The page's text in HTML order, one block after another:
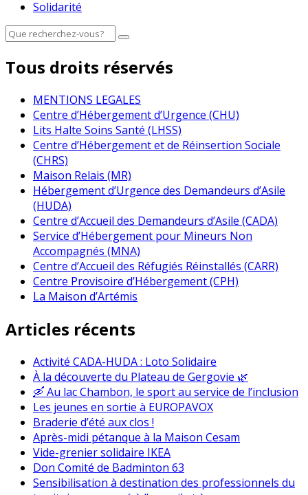
Solidarité
Tous droits réservés
MENTIONS LEGALES
Centre d’Hébergement d’Urgence (CHU)
Lits Halte Soins Santé (LHSS)
Centre d’Hébergement et de Réinsertion Sociale
(CHRS)
Maison Relais (MR)
Hébergement d’Urgence des Demandeurs d’Asile
(HUDA)
Centre d’Accueil des Demandeurs d’Asile (CADA)
Service d’Hébergement pour Mineurs Non
Accompagnés (MNA)
Centre d’Accueil des Réfugiés Réinstallés (CARR)
Centre Provisoire d’Hébergement (CPH)
La Maison d’Artémis
Articles récents
Activité CADA-HUDA : Loto Solidaire
À la découverte du Plateau de Gergovie 🌿
🛶 Au lac Chambon, le sport au service de l’inclusion
Les jeunes en sortie à EUROPAVOX
Braderie d’été aux clos !
Après-midi pétanque à la Maison Cesam
Vide-grenier solidaire IKEA
Don Comité de Badminton 63
Sensibilisation à destination des professionnels du